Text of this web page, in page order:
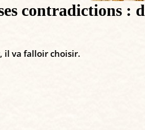
contradictions :
il va falloir choisir.